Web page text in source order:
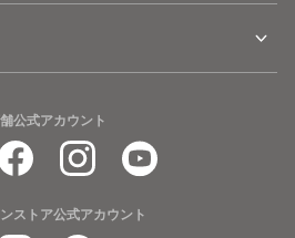
公式アカウント
ストア公式アカウント